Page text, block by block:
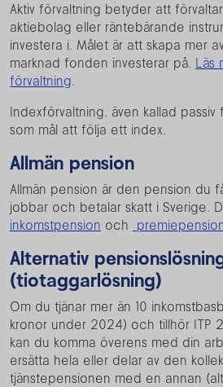
Aktiv förvaltning betyder att
aktiebolag eller räntebärande
investera i. Målet är att skapa mer
marknad fonden investerar på. Läs
förvaltning.
Indexförvaltning, även kallad passiv
som mål att följa ett index.
Allmän pension
Allmän pension är den pension du
jobbar och betalar skatt i Sverige.
inkomstpension och
Alternativ
(tiotaggarlösning)
Om du tjänar mer än 10
kronor under 2024) och tillhör ITP
kan du komma överens med din
ersätta hela eller delar av den
tjänstepensionen med en annan